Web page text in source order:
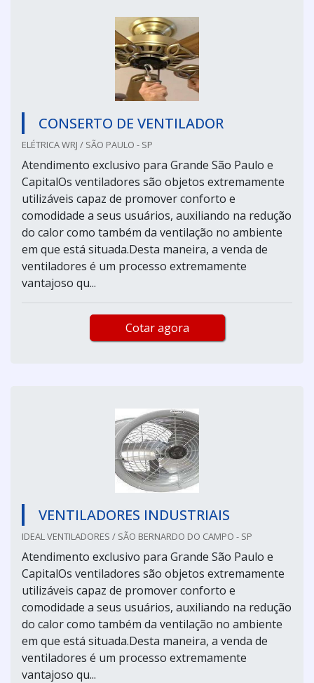
CONSERTO DE VENTILADOR
ELÉTRICA WRJ / SÃO PAULO - SP
Atendimento exclusivo para Grande São Paulo e
CapitalOs ventiladores são objetos extremamente
utilizáveis capaz de promover conforto e
comodidade a seus usuários, auxiliando na redução
do calor como também da ventilação no ambiente
em que está situada.Desta maneira, a venda de
ventiladores é um processo extremamente
vantajoso qu...
Cotar agora
VENTILADORES INDUSTRIAIS
IDEAL VENTILADORES / SÃO BERNARDO DO CAMPO - SP
Atendimento exclusivo para Grande São Paulo e
CapitalOs ventiladores são objetos extremamente
utilizáveis capaz de promover conforto e
comodidade a seus usuários, auxiliando na redução
do calor como também da ventilação no ambiente
em que está situada.Desta maneira, a venda de
ventiladores é um processo extremamente
vantajoso qu...